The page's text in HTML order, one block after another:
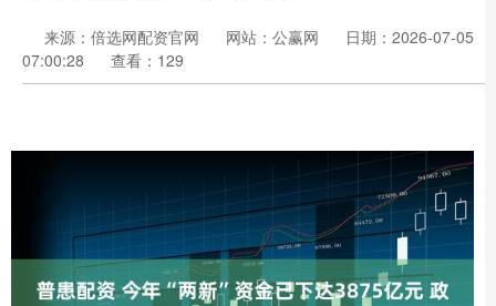
来源：倍选网配资官网 网站：公赢网
日期：2026-07-05
07:00:28
查看：129